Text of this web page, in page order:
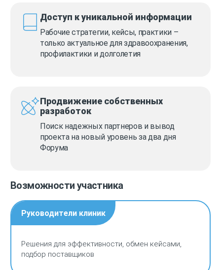
Доступ к уникальной информации
Рабочие стратегии, кейсы, практики –
только актуальное для здравоохранения,
профилактики и долголетия
Продвижение собственных
разработок
Поиск надежных партнеров и вывод
проекта на новый уровень за два дня
Форума
Возможности участника
Руководители клиник
Решения для эффективности, обмен кейсами,
подбор поставщиков